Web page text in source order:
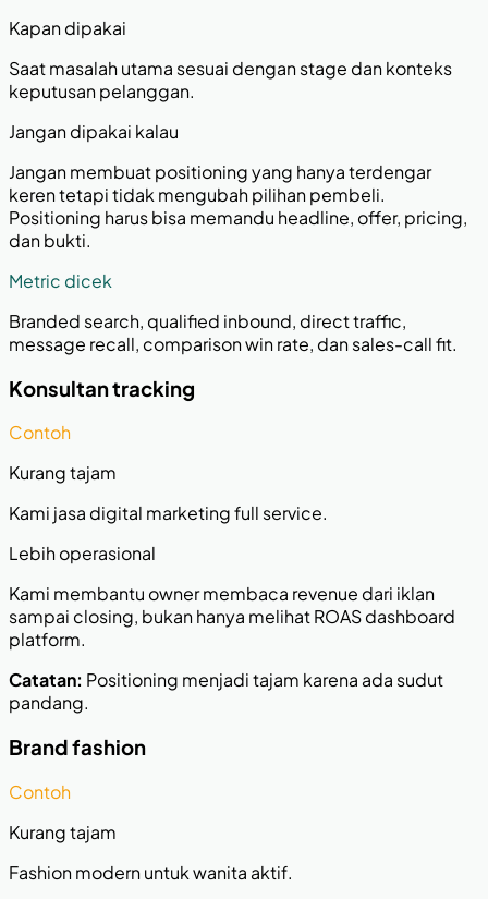
Kapan dipakai
Saat masalah utama sesuai dengan stage dan konteks
keputusan pelanggan.
Jangan dipakai kalau
Jangan membuat positioning yang hanya terdengar
keren tetapi tidak mengubah pilihan pembeli.
Positioning harus bisa memandu headline, offer, pricing,
dan bukti.
Metric dicek
Branded search, qualified inbound, direct traffic,
message recall, comparison win rate, dan sales-call fit.
Konsultan tracking
Contoh
Kurang tajam
Kami jasa digital marketing full service.
Lebih operasional
Kami membantu owner membaca revenue dari iklan
sampai closing, bukan hanya melihat ROAS dashboard
platform.
Catatan: Positioning menjadi tajam karena ada sudut
pandang.
Brand fashion
Contoh
Kurang tajam
Fashion modern untuk wanita aktif.